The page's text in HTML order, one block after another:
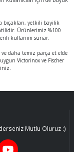
bıçakları, yetkili bayilik
Ürünlerimiz %100
kullanım sunar.
ve daha temiz parça et elde
Victorinox ve Fischer
Mutlu Oluruz :)